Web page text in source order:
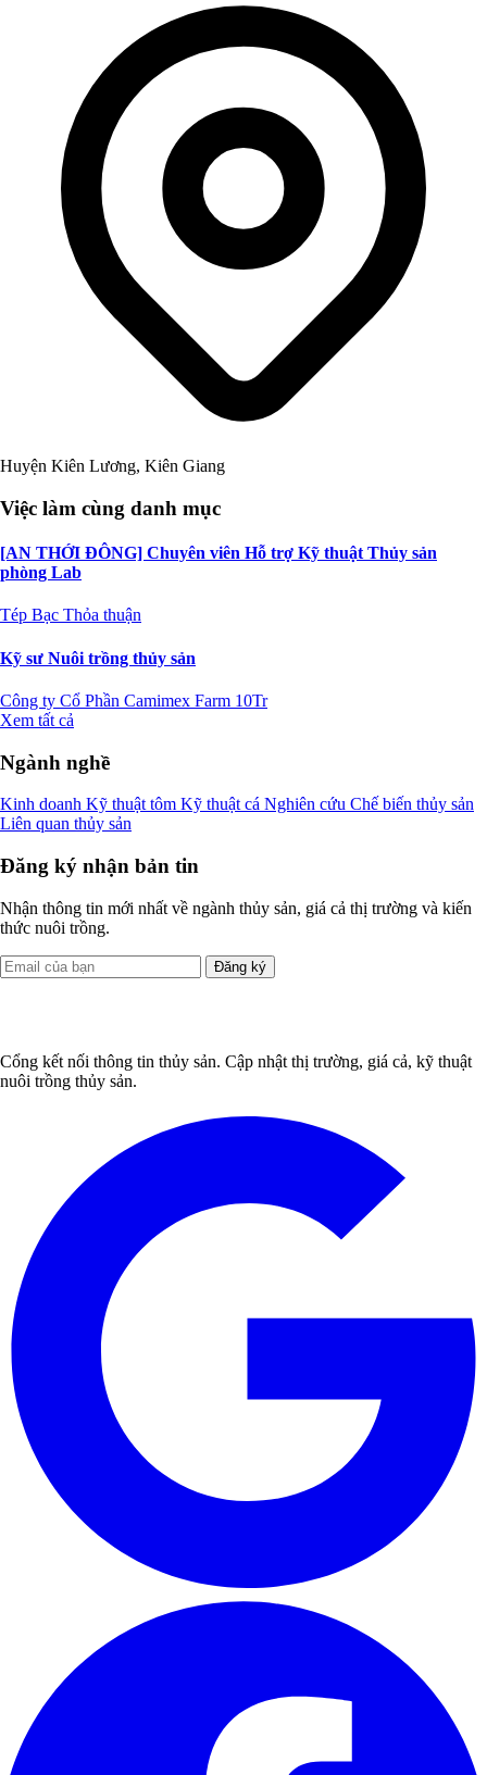
Huyện Kiên Lương, Kiên Giang
Việc làm cùng danh mục
[AN THỚI ĐÔNG] Chuyên viên Hỗ trợ Kỹ thuật Thủy sản
phòng Lab
Tép Bạc Thỏa thuận
Kỹ sư Nuôi trồng thủy sản
Công ty Cổ Phần Camimex Farm 10Tr
Xem tất cả
Ngành nghề
Kinh doanh Kỹ thuật tôm Kỹ thuật cá Nghiên cứu Chế biến thủy sản
Liên quan thủy sản
Đăng ký nhận bản tin
Nhận thông tin mới nhất về ngành thủy sản, giá cả thị trường và kiến
thức nuôi trồng.
Đăng ký
Cổng kết nối thông tin thủy sản. Cập nhật thị trường, giá cả, kỹ thuật
nuôi trồng thủy sản.